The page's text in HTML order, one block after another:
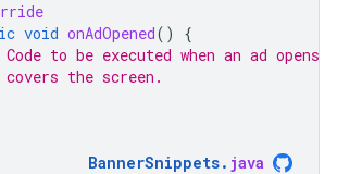
void onAdOpened()
{
to be executed when an ad opens
the screen.
BannerSnippets. java